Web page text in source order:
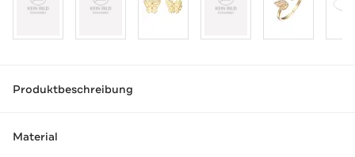
Produktbeschreibung
Material